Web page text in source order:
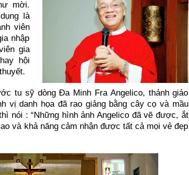
mời.
là
viên
nhập
gia
hội
tu sỹ dòng Đa Minh Fra Angelico, thánh giáo
vị danh họa đã rao giảng bằng cây cọ và mầu
nói : “Những hình ảnh Angelico đã vẽ được, ắt
và khả năng cảm nhận được tất cả mọi vẻ đẹp